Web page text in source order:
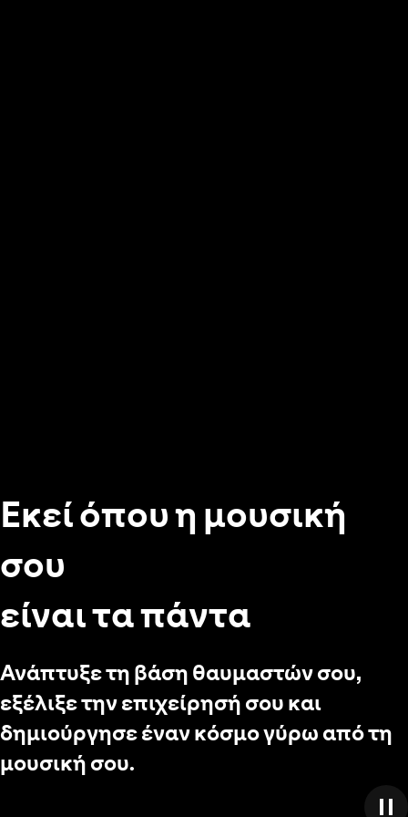
Εκεί όπου η μουσική
σου
είναι τα πάντα
Ανάπτυξε τη βάση θαυμαστών σου,
εξέλιξε την επιχείρησή σου και
δημιούργησε έναν κόσμο γύρω από τη
μουσική σου.